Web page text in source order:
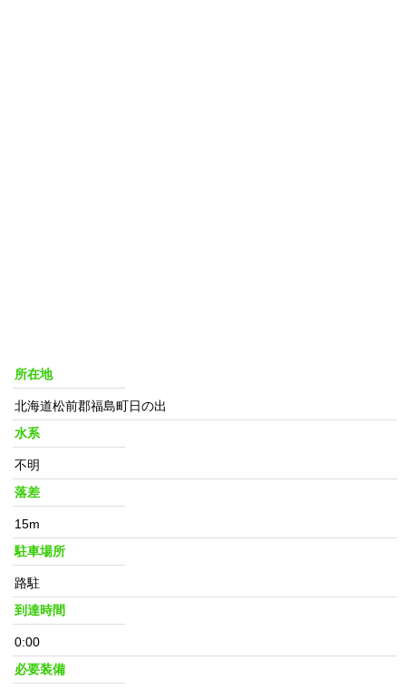
所在地
北海道松前郡福島町日の出
水系
不明
落差
15m
駐車場所
路駐
到達時間
0:00
必要装備